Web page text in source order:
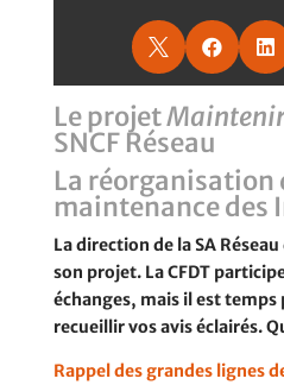
  
Le projet
SNCF Réseau
La réorganisation
maintenance des
La direction de la SA
son projet. La CFDT
échanges, mais il est temps
recueillir vos avis éclairés.
Rappel des grandes lignes